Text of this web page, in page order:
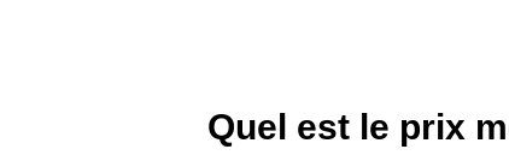
Quel est le prix